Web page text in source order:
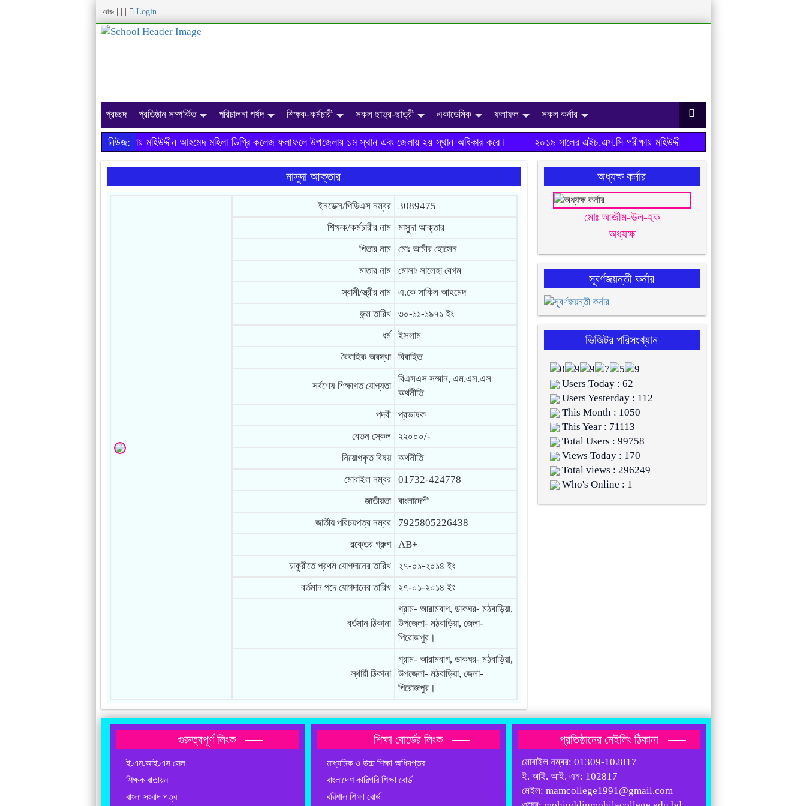
আজ Login
প্রচ্ছদ প্রতিষ্ঠান সম্পর্কিত পরিচালনা পর্ষদ শিক্ষক-কর্মচারী সকল ছাত্র-ছাত্রী একাডেমিক ফলাফল সকল কর্নার
নিউজ: ২০১৯ সালের এইচ.এস.সি পরীক্ষায় মহিউদ্দীন আহমেদ মহিলা ডিগ্রি কলেজ
২০১৯ সালের এইচ.এস.সি পরীক্ষায় মহিউদ্দীন আহমেদ মহিলা ডিগ্রি কলেজ ফলাফলে উপজেলায় ১ম স্থান এবং জেলায় ২য় স্থান অধিকার করে।
মাসুদা আক্তার
ইনডেক্স/পিডিএস নম্বর
3089475
শিক্ষক/কর্মচারীর নাম
মাসুদা আক্তার
পিতার নাম
মোঃ আমীর হোসেন
মাতার নাম
মোসাঃ সালেহা বেগম
স্বামী/স্ত্রীর নাম
এ.কে সাকিল আহমেদ
জন্ম তারিখ
৩০-১১-১৯৭১ ইং
ধর্ম
ইসলাম
বৈবাহিক অবস্থা
বিবাহিত
সর্বশেষ শিক্ষাগত যোগ্যতা
বিএসএস সম্মান, এম,এস,এস
অর্থনীতি
পদবী
প্রভাষক
বেতন স্কেল
২২০০০/-
নিয়োগকৃত বিষয়
অর্থনীতি
মোবাইল নম্বর
01732-424778
জাতীয়তা
বাংলাদেশী
জাতীয় পরিচয়পত্র নম্বর
7925805226438
রক্তের গ্রুপ
AB+
চাকুরীতে প্রথম যোগদানের তারিখ
২৭-০১-২০১৪ ইং
বর্তমান পদে যোগদানের তারিখ
২৭-০১-২০১৪ ইং
বর্তমান ঠিকানা
গ্রাম- আরামবাগ, ডাকঘর- মঠবাড়িয়া,
উপজেলা- মঠবাড়িয়া, জেলা-
পিরোজপুর।
স্থায়ী ঠিকানা
গ্রাম- আরামবাগ, ডাকঘর- মঠবাড়িয়া,
উপজেলা- মঠবাড়িয়া, জেলা-
পিরোজপুর।
অধ্যক্ষ কর্নার
মোঃ আজীম-উল-হক
অধ্যক্ষ
সূবর্ণজয়ন্তী কর্নার
ভিজিটর পরিসংখ্যান
Users Today : 62
Users Yesterday : 112
This Month : 1050
This Year : 71113
Total Users : 99758
Views Today : 170
Total views : 296249
Who's Online : 1
গুরুত্বপূর্ণ লিংক
ই.এম.আই.এস সেল
শিক্ষক বাতায়ন
বাংলা সংবাদ পত্র
শিক্ষা বোর্ডের লিংক
মাধ্যমিক ও উচ্চ শিক্ষা অধিদপ্তর
বাংলাদেশ কারিগরি শিক্ষা বোর্ড
বরিশাল শিক্ষা বোর্ড
প্রতিষ্ঠানের মেইলিং ঠিকানা
মোবাইল নম্বর: 01309-102817
ই. আই. আই. এন: 102817
মেইল: mamcollege1991@gmail.com